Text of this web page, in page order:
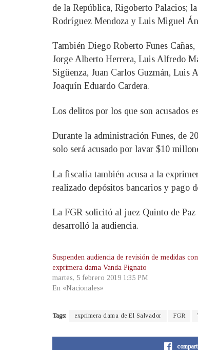
de la República, Rigoberto Palacios;
Rodríguez Mendoza y Luis Miguel
También Diego Roberto Funes
Jorge Alberto Herrera, Luis Alfredo
Sigüenza, Juan Carlos Guzmán, Luis
Joaquín Eduardo Cardera.
Los delitos por los que son acusados
Durante la administración Funes, de
solo será acusado por lavar $10
La fiscalía también acusa a la
realizado depósitos bancarios y pago
La FGR solicitó al juez Quinto de Paz
desarrolló la audiencia.
Suspenden audiencia de revisión de medidas
exprimera dama Vanda Pignato
martes, 5 febrero 2019 1:35 PM
En «Nacionales»
Tags: exprimera dama de El Salvador FGR